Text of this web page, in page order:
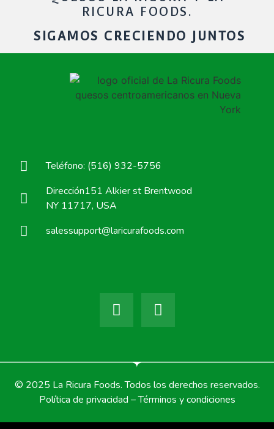
RICURA FOODS.
SIGAMOS CRECIENDO JUNTOS
Teléfono: (516) 932-5756
Dirección151 Alkier st Brentwood
NY 11717, USA
salessupport@laricurafoods.com
© 2025 La Ricura Foods. Todos los derechos reservados.
Política de privacidad – Términos y condiciones